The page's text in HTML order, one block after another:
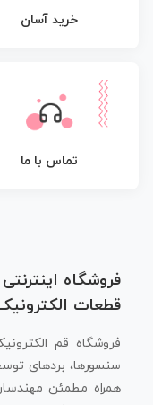
خرید آسان
تماس با ما
فروشگاه
قطعات
فروشگاه قم
سنسورها، بردهای
همراه مطمئن